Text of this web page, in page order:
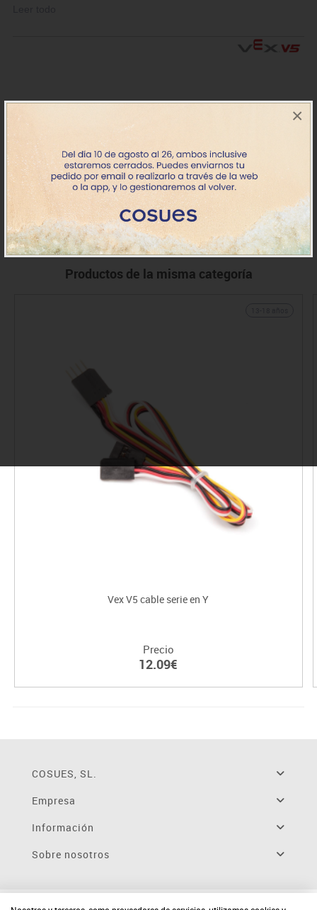
×
reinicia en el ángulo actual en cada ejecución del programa. La
VEX V5 sensor rotación
+7 días
IVA incluido
Productos de la misma categoría
Vex V5 cable serie en Y
Precio
12.09€
COSUES, SL.
Empresa
Información
Sobre nosotros